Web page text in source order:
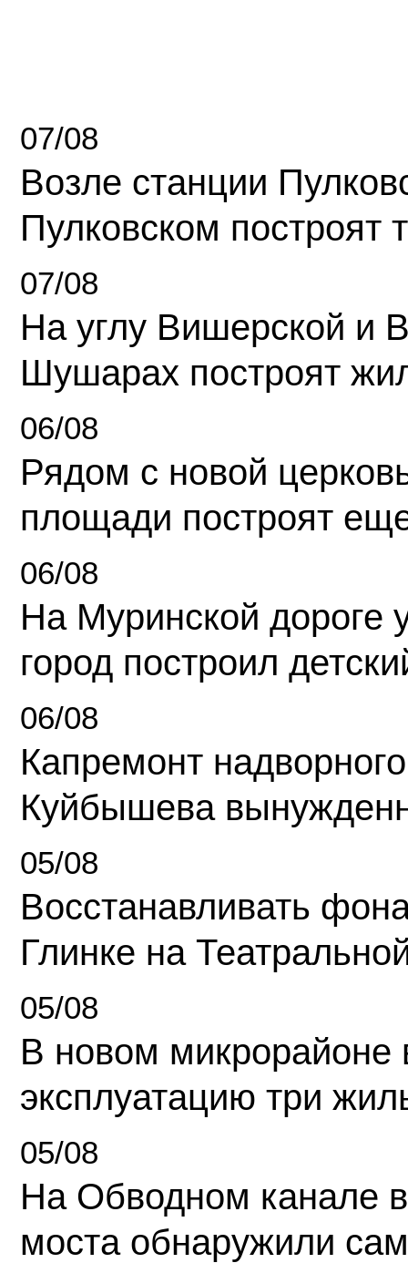
07/08
Возле станции
Пулковском построят
07/08
На углу Вишерской и
Шушарах построят
06/08
Рядом с новой
площади построят
06/08
На Муринской дороге
город построил
06/08
Капремонт
Куйбышева
05/08
Восстанавливать
Глинке на
05/08
В новом микрорайоне
эксплуатацию три
05/08
На Обводном канале
моста обнаружили